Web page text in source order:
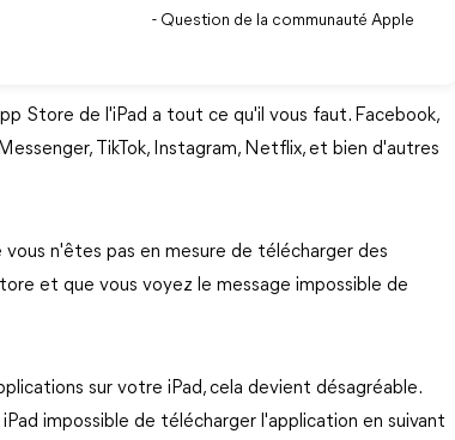
- Question de la communauté Apple
Store de l'iPad a tout ce qu'il vous faut. Facebook,
TikTok, Instagram, Netflix, et bien d'autres
n'êtes pas en mesure de télécharger des
et que vous voyez le message impossible de
sur votre iPad, cela devient désagréable.
impossible de télécharger l'application en suivant